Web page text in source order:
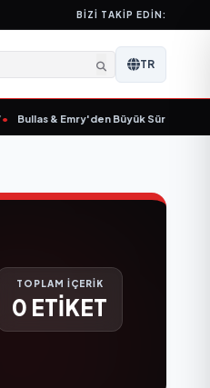
BIZI TAKIP EDIN:
TR
Bullas & Emry'den Büyük Sürpriz!
TOPLAM İÇERİK
0 ETİKET